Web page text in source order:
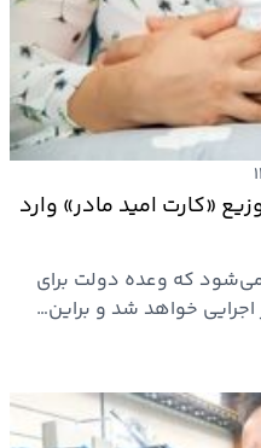
«کارت امید مادر» وارد
در حالی آغاز می‌شود که وعده دولت برای
اجرایی خواهد شد و براین…